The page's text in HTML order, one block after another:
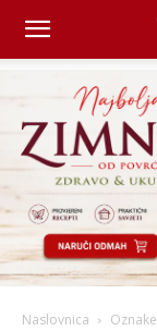
Naslovnica Oznake